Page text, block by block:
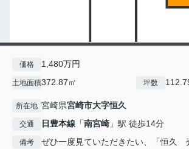
価格 1,480万円
土地面積372.87㎡ 坪数
所在地 宮崎県宮崎市大字恒久
交通 日豊本線 「南宮崎 」駅 徒歩14分
備考
ぜひ一度見ていただきたい、「恒久